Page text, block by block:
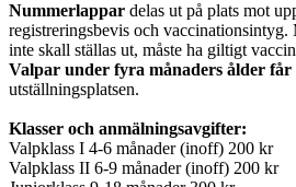
Nummerlappar delas ut på plats mot
registreringsbevis och
inte skall ställas ut, måste ha giltigt
Valpar under fyra månaders ålder får
utställningsplatsen.
Klasser och anmälningsavgifter:
Valpklass I 4-6 månader (inoff) 200 kr
Valpklass II 6-9 månader (inoff) 200 kr